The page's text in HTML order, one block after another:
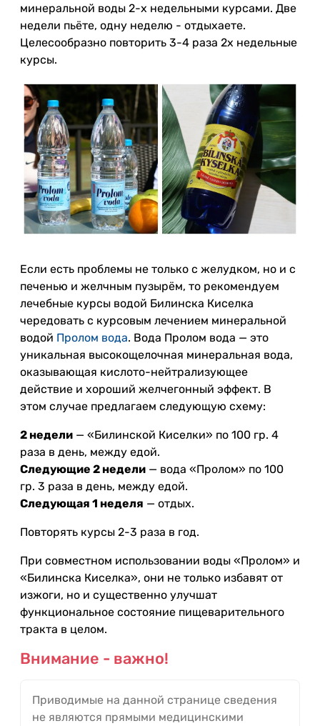
минеральной воды 2-х недельными курсами. Две
недели пьёте, одну неделю - отдыхаете.
Целесообразно повторить 3-4 раза 2х недельные
курсы.
Если есть проблемы не только с желудком, но и с
печенью и желчным пузырём, то рекомендуем
лечебные курсы водой Билинска Киселка
чередовать с курсовым лечением минеральной
водой Пролом вода. Вода Пролом вода — это
уникальная высокощелочная минеральная вода,
оказывающая кислото-нейтрализующее
действие и хороший желчегонный эффект. В
этом случае предлагаем следующую схему:
2 недели — «Билинской Киселки» по 100 гр. 4
раза в день, между едой.
Следующие 2 недели — вода «Пролом» по 100
гр. 3 раза в день, между едой.
Следующая 1 неделя — отдых.
Повторять курсы 2-3 раза в год.
При совместном использовании воды «Пролом» и
«Билинска Киселка», они не только избавят от
изжоги, но и существенно улучшат
функциональное состояние пищеварительного
тракта в целом.
Внимание - важно!
Приводимые на данной странице сведения
не являются прямыми медицинскими